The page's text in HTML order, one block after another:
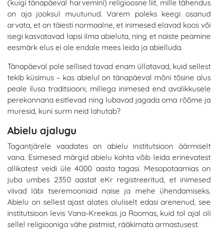
(kuigi tänapäeval harvemini) religioosne liit, mille tähendus
on aja jooksul muutunud. Varem poleks keegi osanud
arvata, et on täiesti normaalne, et inimesed elavad koos või
isegi kasvatavad lapsi ilma abieluta, ning et naiste peamine
eesmärk elus ei ole endale mees leida ja abielluda.
Tänapäeval pole sellised tavad enam üllatavad, kuid sellest
tekib küsimus – kas abielul on tänapäeval mõni tõsine alus
peale ilusa traditsiooni, millega inimesed end avalikkusele
perekonnana esitlevad ning lubavad jagada oma rõõme ja
muresid, kuni surm neid lahutab?
Abielu ajalugu
Tagantjärele vaadates on abielu institutsioon äärmiselt
vana. Esimesed märgid abielu kohta võib leida erinevatest
allikatest veidi üle 4000 aasta tagasi. Mesopotaamias on
juba umbes 2350 aastat eKr registreeritud, et inimesed
viivad läbi tseremooniaid naise ja mehe ühendamiseks.
Abielu on sellest ajast alates oluliselt edasi arenenud, see
institutsioon levis Vana-Kreekas ja Roomas, kuid tol ajal oli
sellel religiooniga vähe pistmist, rääkimata armastusest.